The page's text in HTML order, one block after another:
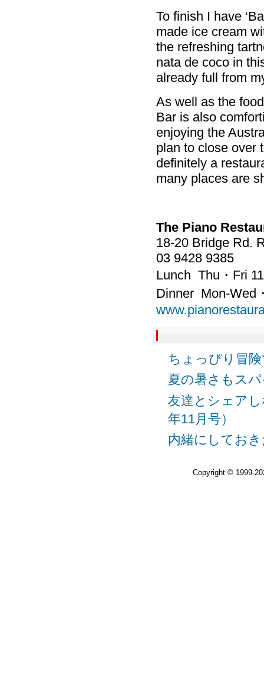
To finish I have
made ice cream
the refreshing
nata de coco in
already full from
As well as the
Bar is also
enjoying the
plan to close over
definitely a
many places are
The Piano
18-20 Bridge Rd.
03 9428 9385
Lunch Thu・Fri
Dinner Mon-Wed
ちょっぴり冒
夏の暑さもス
友達とシェア
年11月号）
内緒にしてお
Copyright © 1999-